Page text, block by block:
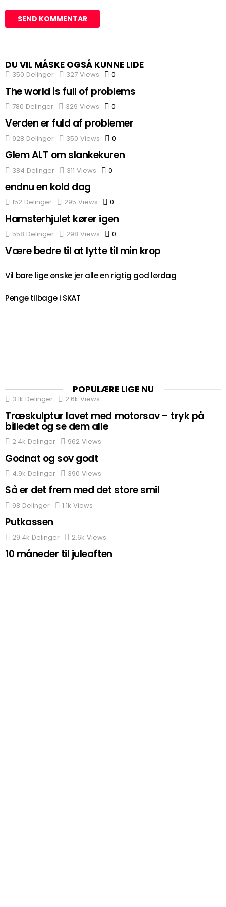
DU VIL MÅSKE OGSÅ KUNNE LIDE
350 Delinger 327 Views 0
The world is full of problems
780 Delinger 329 Views 0
Verden er fuld af problemer
928 Delinger 350 Views 0
Glem ALT om slankekuren
384 Delinger 311 Views 0
endnu en kold dag
152 Delinger 295 Views 0
Hamsterhjulet kører igen
558 Delinger 298 Views 0
Være bedre til at lytte til min krop
Vil bare lige ønske jer alle en rigtig god lørdag
Penge tilbage i SKAT
POPULÆRE LIGE NU
3.1k Delinger 2.6k Views
Træskulptur lavet med motorsav – tryk på
billedet og se dem alle
2.4k Delinger 962 Views
Godnat og sov godt
4.9k Delinger 390 Views
Så er det frem med det store smil
98 Delinger 1.1k Views
Putkassen
29.4k Delinger 2.6k Views
10 måneder til juleaften